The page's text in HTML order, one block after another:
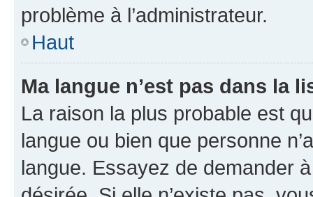
problème à l’administrateur.
Haut
Ma langue n’est pas dans la
La raison la plus probable est
langue ou bien que personne
langue. Essayez de demander